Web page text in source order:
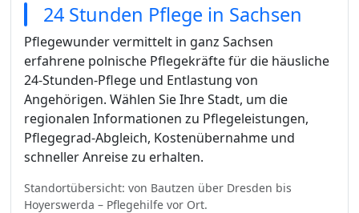
24 Stunden Pflege in Sachsen
Pflegewunder vermittelt in ganz Sachsen
erfahrene polnische Pflegekräfte für die häusliche
24-Stunden-Pflege und Entlastung von
Angehörigen. Wählen Sie Ihre Stadt, um die
regionalen Informationen zu Pflegeleistungen,
Pflegegrad-Abgleich, Kostenübernahme und
schneller Anreise zu erhalten.
Standortübersicht: von Bautzen über Dresden bis
Hoyerswerda – Pflegehilfe vor Ort.